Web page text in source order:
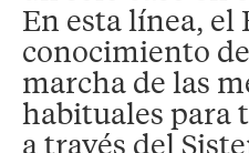
En esta línea,
conocimiento
marcha de las
habituales para
a través del